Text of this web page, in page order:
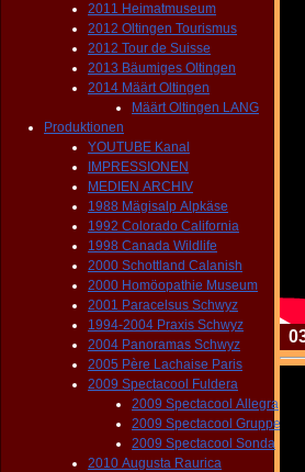
2011 Heimatmuseum
2012 Oltingen Tourismus
2012 Tour de Suisse
2013 Bäumiges Oltingen
2014 Määrt Oltingen
Määrt Oltingen LANG
Produktionen
YOUTUBE Kanal
IMPRESSIONEN
MEDIEN ARCHIV
1988 Mägisalp Alpkäse
1992 Colorado California
1998 Canada Wildlife
2000 Schottland Calanish
2000 Homöopathie Museum
2001 Paracelsus Schwyz
1994-2004 Praxis Schwyz
2004 Panoramas Schwyz
2005 Père Lachaise Paris
2009 Spectacool Fuldera
2009 Spectacool Allegra
2009 Spectacool Gruppen
2009 Spectacool Sonda
2010 Augusta Raurica